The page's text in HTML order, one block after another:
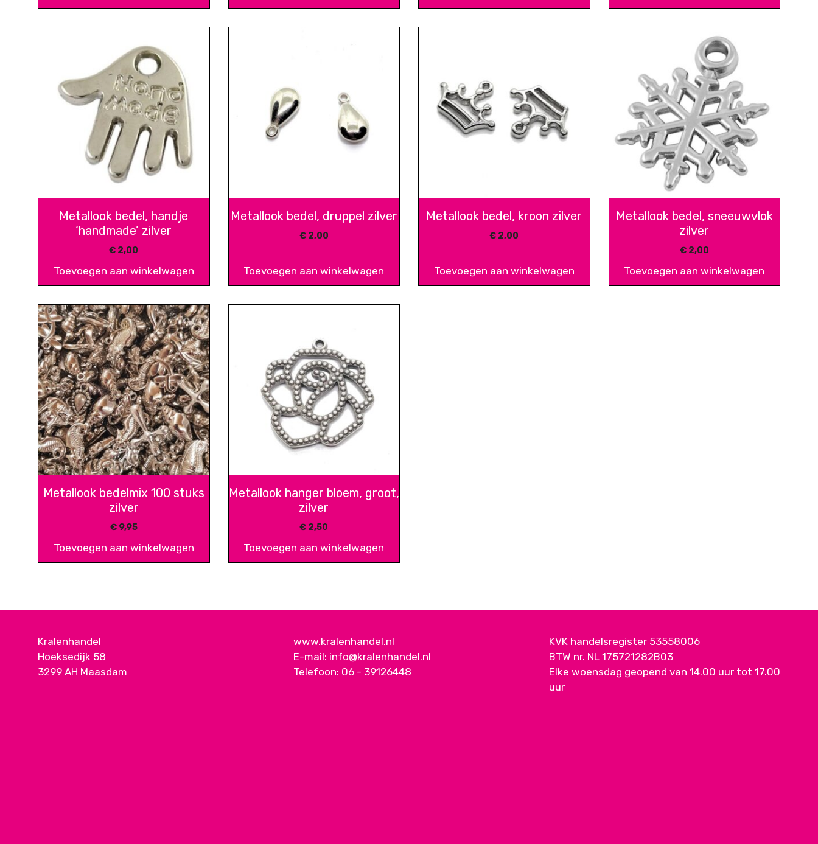
Metallook bedel, handje
‘handmade’ zilver
€ 2,00
Toevoegen aan winkelwagen
Metallook bedel, druppel zilver
€2,00
Toevoegen aan winkelwagen
Metallook bedel, kroon zilver
€ 2,00
Toevoegen aan winkelwagen
Metallook bedel, sneeuwvlok
zilver
€2,00
Toevoegen aan winkelwagen
Metallook bedelmix 100 stuks
zilver
€9,95
Toevoegen aan winkelwagen
Metallook hanger bloem, groot,
zilver
€ 2,50
Toevoegen aan winkelwagen
Kralenhandel
Hoeksedijk 58
3299 AH Maasdam
www.kralenhandel.nl
E-mail: info@kralenhandel.nl
Telefoon: 06 - 39126448
KVK handelsregister 53558006
BTW nr. NL 175721282B03
Elke woensdag geopend van 14.00 uur tot 17.00
uur